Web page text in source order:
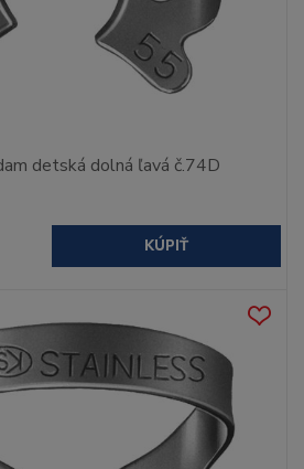
detská dolná ľavá č.74D
KÚPIŤ